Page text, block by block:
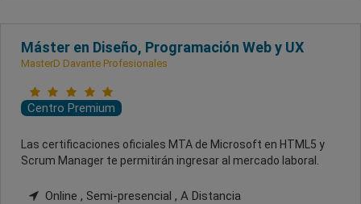
Máster en Diseño, Programación Web y UX
MasterD Davante Profesionales
Centro Premium
Las certificaciones oficiales MTA de Microsoft en HTML5 y
Scrum Manager te permitirán ingresar al mercado laboral.
Online , Semi-presencial , A Distancia